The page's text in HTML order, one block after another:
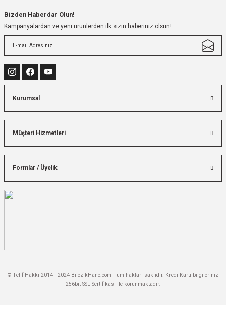
Bizden Haberdar Olun!
Kampanyalardan ve yeni ürünlerden ilk sizin haberiniz olsun!
Kurumsal
Müşteri Hizmetleri
Formlar / Üyelik
© Telif Hakkı 2014 - 2024 BilezikHane.com Tüm hakları saklıdır. Kredi Kartı bilgileriniz
256bit SSL Sertifikası ile korunmaktadır.